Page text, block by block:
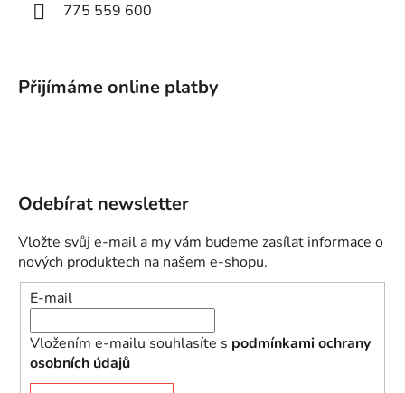
775 559 600
Přijímáme online platby
Odebírat newsletter
Vložte svůj e-mail a my vám budeme zasílat informace o
nových produktech na našem e-shopu.
E-mail
Vložením e-mailu souhlasíte s podmínkami ochrany
osobních údajů